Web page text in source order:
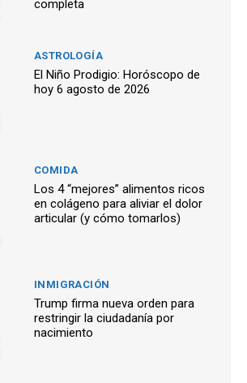
completa
ASTROLOGÍA
El Niño Prodigio: Horóscopo de
hoy 6 agosto de 2026
COMIDA
Los 4 “mejores” alimentos ricos
en colágeno para aliviar el dolor
articular (y cómo tomarlos)
INMIGRACIÓN
Trump firma nueva orden para
restringir la ciudadanía por
nacimiento